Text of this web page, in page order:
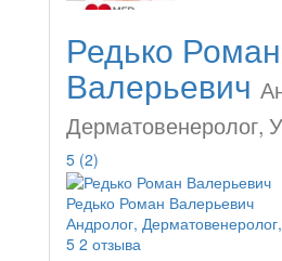
Редько Роман
Валерьевич
Дерматовенеролог,
5 (2)
Редько Роман Валерьевич
Андролог,
5 2 отзыва